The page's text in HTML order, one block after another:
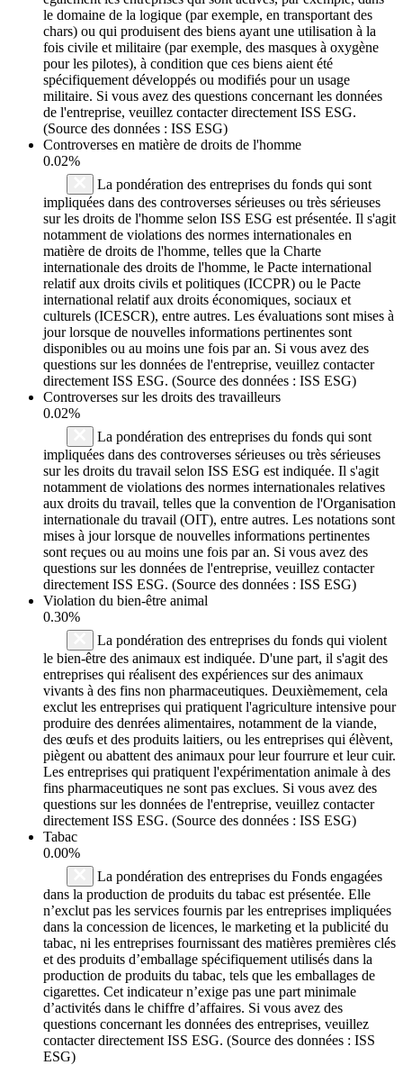
le domaine de la logique (par exemple, en transportant des
chars) ou qui produisent des biens ayant une utilisation à la
fois civile et militaire (par exemple, des masques à oxygène
pour les pilotes), à condition que ces biens aient été
spécifiquement développés ou modifiés pour un usage
militaire. Si vous avez des questions concernant les données
de l'entreprise, veuillez contacter directement ISS ESG.
(Source des données : ISS ESG)
Controverses en matière de droits de l'homme
0.02%
La pondération des entreprises du fonds qui sont
impliquées dans des controverses sérieuses ou très sérieuses
sur les droits de l'homme selon ISS ESG est présentée. Il s'agit
notamment de violations des normes internationales en
matière de droits de l'homme, telles que la Charte
internationale des droits de l'homme, le Pacte international
relatif aux droits civils et politiques (ICCPR) ou le Pacte
international relatif aux droits économiques, sociaux et
culturels (ICESCR), entre autres. Les évaluations sont mises à
jour lorsque de nouvelles informations pertinentes sont
disponibles ou au moins une fois par an. Si vous avez des
questions sur les données de l'entreprise, veuillez contacter
directement ISS ESG. (Source des données : ISS ESG)
Controverses sur les droits des travailleurs
0.02%
La pondération des entreprises du fonds qui sont
impliquées dans des controverses sérieuses ou très sérieuses
sur les droits du travail selon ISS ESG est indiquée. Il s'agit
notamment de violations des normes internationales relatives
aux droits du travail, telles que la convention de l'Organisation
internationale du travail (OIT), entre autres. Les notations sont
mises à jour lorsque de nouvelles informations pertinentes
sont reçues ou au moins une fois par an. Si vous avez des
questions sur les données de l'entreprise, veuillez contacter
directement ISS ESG. (Source des données : ISS ESG)
Violation du bien-être animal
0.30%
La pondération des entreprises du fonds qui violent
le bien-être des animaux est indiquée. D'une part, il s'agit des
entreprises qui réalisent des expériences sur des animaux
vivants à des fins non pharmaceutiques. Deuxièmement, cela
exclut les entreprises qui pratiquent l'agriculture intensive pour
produire des denrées alimentaires, notamment de la viande,
des œufs et des produits laitiers, ou les entreprises qui élèvent,
piègent ou abattent des animaux pour leur fourrure et leur cuir.
Les entreprises qui pratiquent l'expérimentation animale à des
fins pharmaceutiques ne sont pas exclues. Si vous avez des
questions sur les données de l'entreprise, veuillez contacter
directement ISS ESG. (Source des données : ISS ESG)
Tabac
0.00%
La pondération des entreprises du Fonds engagées
dans la production de produits du tabac est présentée. Elle
n’exclut pas les services fournis par les entreprises impliquées
dans la concession de licences, le marketing et la publicité du
tabac, ni les entreprises fournissant des matières premières clés
et des produits d’emballage spécifiquement utilisés dans la
production de produits du tabac, tels que les emballages de
cigarettes. Cet indicateur n’exige pas une part minimale
d’activités dans le chiffre d’affaires. Si vous avez des
questions concernant les données des entreprises, veuillez
contacter directement ISS ESG. (Source des données : ISS
ESG)